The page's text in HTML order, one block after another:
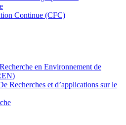
Continue (CFC)
en Environnement de
Recherches et d’applications sur le